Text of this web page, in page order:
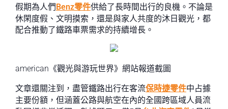
假期為人們Benz零件供給了長時間出行的良機。不論是
休閑度假、文明摸索，還是與家人共度的沐日觀光，都
配合推動了鐵路車票需求的持續增長。
american《觀光與游玩世界》網站報道截圖
文章還關注到，盡管鐵路出行在客流保時捷零件中占據
主要份額，但涵蓋公路與航空在內的全國跨區域人員流